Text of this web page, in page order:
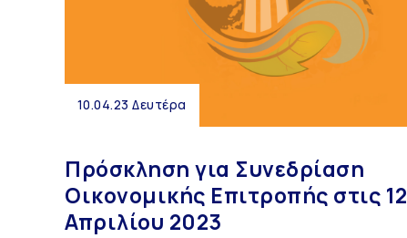
10.04.23 Δευτέρα
Πρόσκληση για Συνεδρίαση
Οικονομικής Επιτροπής στις 12
Απριλίου 2023